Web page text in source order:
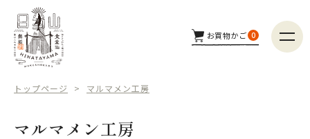
商品カテゴリー
お買物かご 0
トップページ マルマメン工房
マルマメン工房